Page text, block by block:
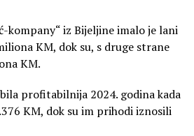
kompany“ iz Bijeljine imalo je lani
KM, dok su, s druge strane
KM.
profitabilnija 2024. godina kada
KM, dok su im prihodi iznosili